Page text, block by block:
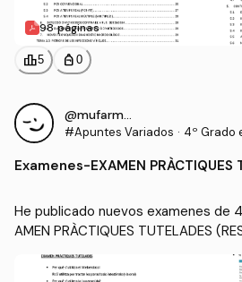
98 páginas
leaderboard5 personal_bag 0
@mufarmaub
#Apuntes Variados · 4º Grado
Examenes-EXAMEN PRÀCTIQUES
He publicado nuevos examenes de
AMEN PRÀCTIQUES TUTELADES